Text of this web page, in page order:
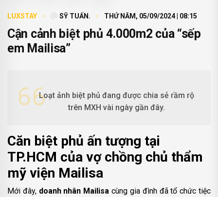
LUXSTAY SỸ TUẤN. THỨ NĂM, 05/09/2024 | 08:15
Cận cảnh biệt phủ 4.000m2 của “sếp
em Mailisa”
Loạt ảnh biệt phủ đang được chia sẻ rầm rộ
trên MXH vài ngày gần đây.
Căn biệt phủ ấn tượng tại
TP.HCM của vợ chồng chủ thẩm
mỹ viện Mailisa
Mới đây, doanh nhân Mailisa cùng gia đình đã tổ chức tiệc